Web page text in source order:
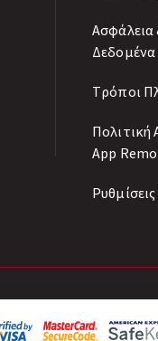
Δεδομένα
Tρόποι
Πολιτική
App